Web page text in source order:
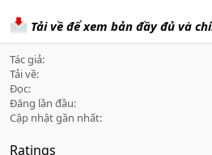
Tải về để xem bản đầy đủ và
Tác giả
Tải về
Đọc
Đăng lần đầu
Cập nhật gần nhất
Ratings